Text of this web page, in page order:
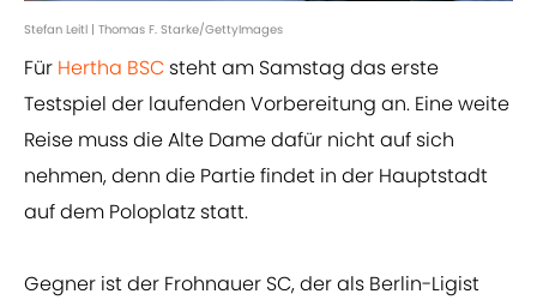
Stefan Leitl | Thomas F. Starke/GettyImages
Für Hertha BSC steht am Samstag das erste
Testspiel der laufenden Vorbereitung an. Eine weite
Reise muss die Alte Dame dafür nicht auf sich
nehmen, denn die Partie findet in der Hauptstadt
auf dem Poloplatz statt.
Gegner ist der Frohnauer SC, der als Berlin-Ligist